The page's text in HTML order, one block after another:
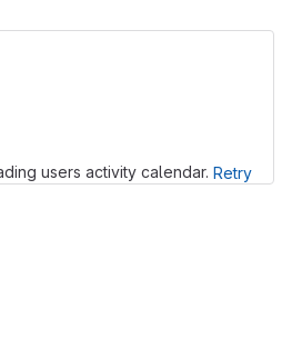
users activity calendar. Retry